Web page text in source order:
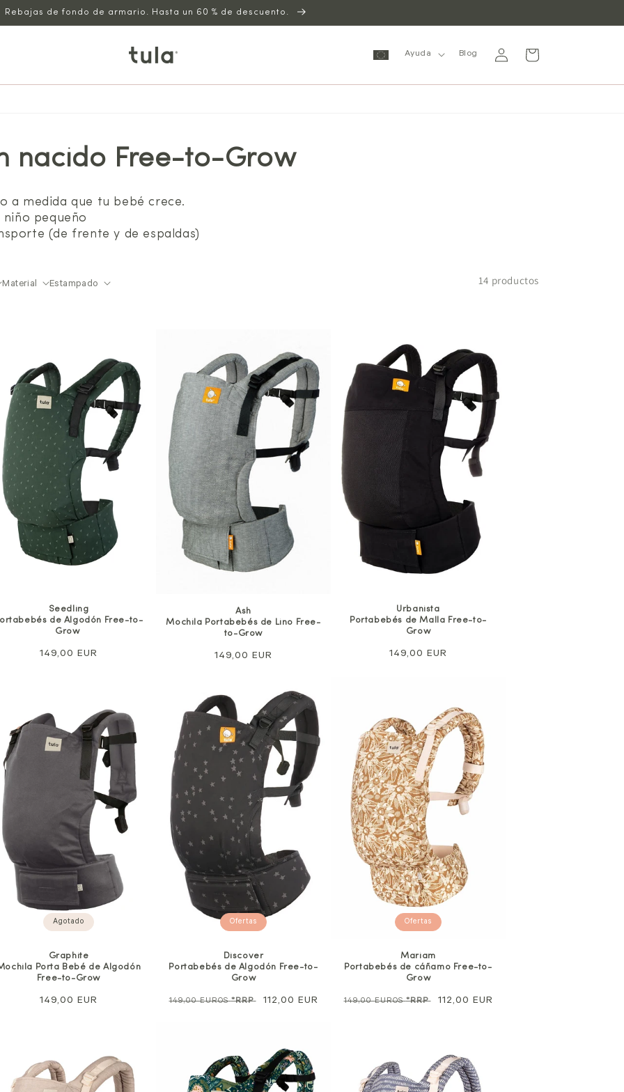
Rebajas de fondo de armario. Hasta un 60 % de descuento.
Ayuda Blog
sesión
Carrito
nacido Free-to-Grow
a medida que tu bebé crece.
pequeño
(de frente y de espaldas)
Material Estampado 14 productos
Seedling
de Algodón Free-to-
Grow
Precio
149,00 EUR
Ash
Mochila Portabebés de Lino Free-
to-Grow
Precio
149,00 EUR
Urbanista
Portabebés de Malla Free-to-
Grow
Precio
149,00 EUR
Agotado
Graphite
Porta Bebé de Algodón
Free-to-Grow
Precio
149,00 EUR
Ofertas
Discover
Portabebés de Algodón Free-to-
Grow
Precio
149,00 EUROS*RRP
Precio
112,00 EUR
Ofertas
Mariam
Portabebés de cáñamo Free-to-
Grow
Precio
149,00 EUROS*RRP
Precio
112,00 EUR